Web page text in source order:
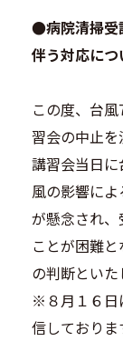
●病院清掃受
伴う対応に
この度、台
習会の中止を
講習会当日
風の影響に
が懸念され
ことが困難
の判断といた
※８月１６日
信しておりま